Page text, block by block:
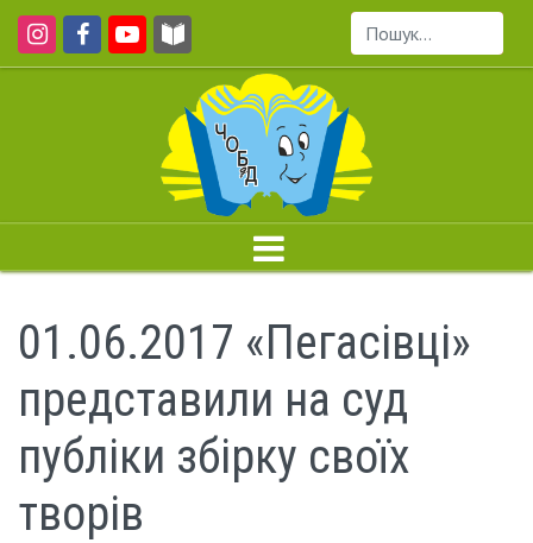
Пошук...
01.06.2017 «Пегасівці»
представили на суд
публіки збірку своїх
творів